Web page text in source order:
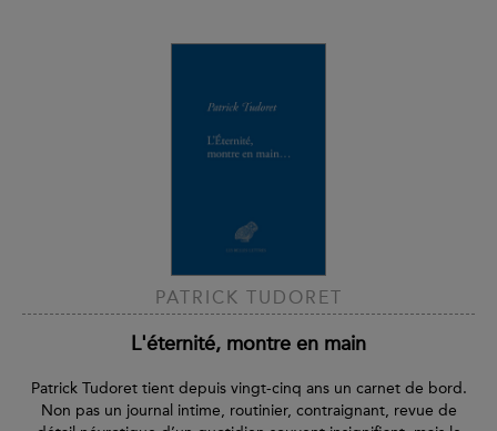
PATRICK TUDORET
L'éternité, montre en main
Patrick Tudoret tient depuis vingt-cinq ans un carnet de bord.
Non pas un journal intime, routinier, contraignant, revue de